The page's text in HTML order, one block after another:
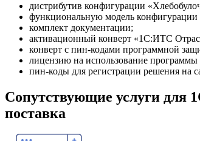
дистрибутив конфигурации
функциональную модель конфигурации
комплект документации;
активационный конверт «1С:ИТС
конверт с пин-кодами программной
лицензию на использование программы
пин-коды для регистрации решения на
Сопутствующие услуги для
поставка